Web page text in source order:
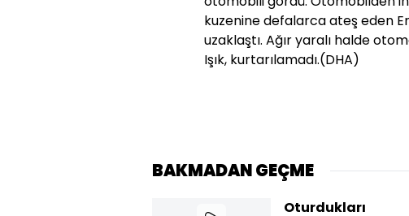
kuzenine defalarca ateş eden
uzaklaştı. Ağır yaralı halde
Işık, kurtarılamadı.(DHA)
BAKMADAN GEÇME
Oturdukları